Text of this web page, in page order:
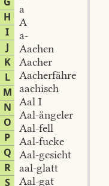
H
I
J
K
L
M
N
O
P
Q
R
S
a
A
a-
Aachen
Aacher
Aacherfähre
aachisch
Aal I
Aal-ängeler
Aal-fell
Aal-fucke
Aal-gesicht
aal-glatt
Aal-gat